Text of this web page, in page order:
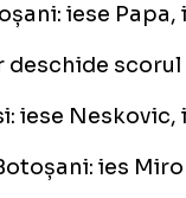
iese
deschide
iese Neskovic,
ies